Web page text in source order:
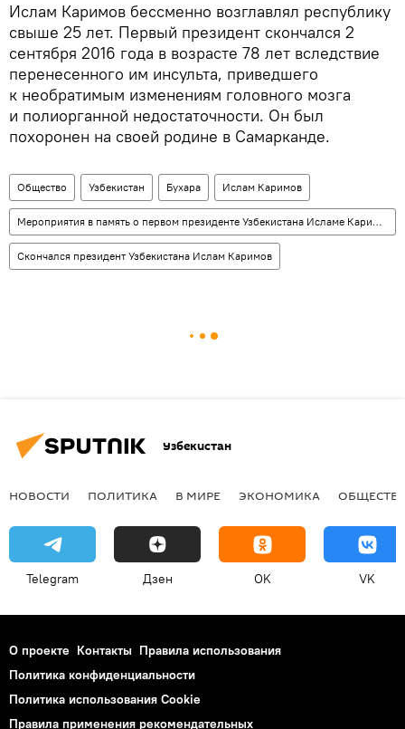
Ислам Каримов бессменно возглавлял республику
свыше 25 лет. Первый президент скончался 2
сентября 2016 года в возрасте 78 лет вследствие
перенесенного им инсульта, приведшего
к необратимым изменениям головного мозга
и полиорганной недостаточности. Он был
похоронен на своей родине в Самарканде.
Общество Узбекистан Бухара Ислам Каримов
Мероприятия в память о первом президенте Узбекистана Исламе Каримове
Скончался президент Узбекистана Ислам Каримов
Узбекистан
НОВОСТИ ПОЛИТИКА В МИРЕ ЭКОНОМИКА
Telegram Дзен OK VK
О проекте Контакты Правила использования
Политика конфиденциальности
Политика использования Cookie
Правила применения рекомендательных